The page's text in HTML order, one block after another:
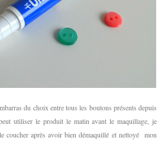
du choix entre tous les boutons présents depuis
utiliser le produit le matin avant le maquillage, je
coucher après avoir bien démaquillé et nettoyé mon